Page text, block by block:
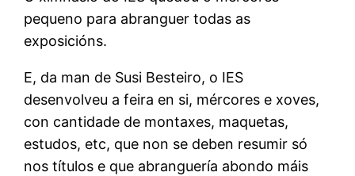
pequeno para abranguer todas as
exposicións.
E, da man de Susi Besteiro, o IES
desenvolveu a feira en si, mércores e xoves,
con cantidade de montaxes, maquetas,
estudos, etc, que non se deben resumir só
nos títulos e que abranguería abondo máis